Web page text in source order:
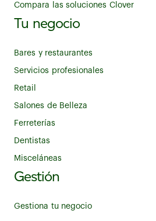
Compara las soluciones Clover
Tu negocio
Bares y restaurantes
Servicios profesionales
Retail
Salones de Belleza
Ferreterías
Dentistas
Misceláneas
Gestión
Gestiona tu negocio